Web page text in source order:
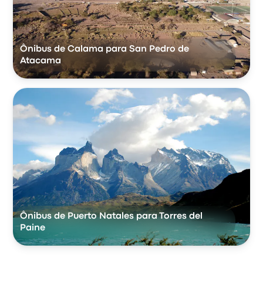
Ônibus de Calama para San Pedro de
Atacama
Ônibus de Puerto Natales para Torres del
Paine